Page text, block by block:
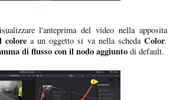
l'anteprima del video nella apposita
colorea un oggetto si va nella schedaColor.
di flusso con il nodo aggiunto di default.